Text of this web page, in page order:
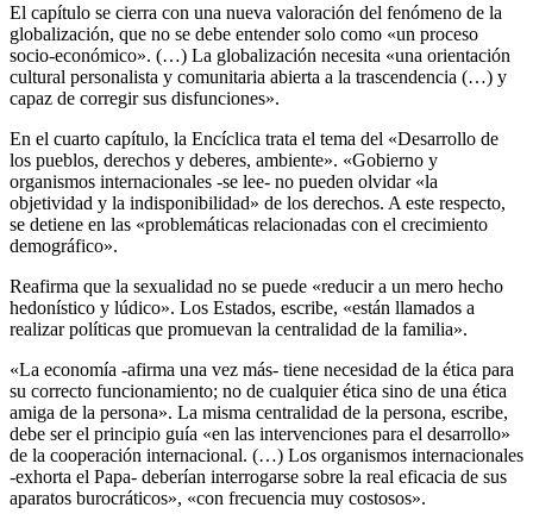
El capítulo se cierra con una nueva valoración del fenómeno de la
globalización, que no se debe entender solo como «un proceso
socio-económico». (…) La globalización necesita «una orientación
cultural personalista y comunitaria abierta a la trascendencia (…) y
capaz de corregir sus disfunciones».
En el cuarto capítulo, la Encíclica trata el tema del «Desarrollo de
los pueblos, derechos y deberes, ambiente». «Gobierno y
organismos internacionales -se lee- no pueden olvidar «la
objetividad y la indisponibilidad» de los derechos. A este respecto,
se detiene en las «problemáticas relacionadas con el crecimiento
demográfico».
Reafirma que la sexualidad no se puede «reducir a un mero hecho
hedonístico y lúdico». Los Estados, escribe, «están llamados a
realizar políticas que promuevan la centralidad de la familia».
«La economía -afirma una vez más- tiene necesidad de la ética para
su correcto funcionamiento; no de cualquier ética sino de una ética
amiga de la persona». La misma centralidad de la persona, escribe,
debe ser el principio guía «en las intervenciones para el desarrollo»
de la cooperación internacional. (…) Los organismos internacionales
-exhorta el Papa- deberían interrogarse sobre la real eficacia de sus
aparatos burocráticos», «con frecuencia muy costosos».